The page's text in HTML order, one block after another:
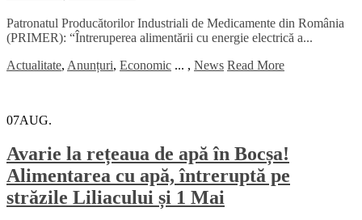
Patronatul Producătorilor Industriali de Medicamente din România
(PRIMER): “Întreruperea alimentării cu energie electrică a...
Actualitate, Anunțuri, Economic ... , News Read More
07AUG.
Avarie la rețeaua de apă în Bocșa!
Alimentarea cu apă, întreruptă pe
străzile Liliacului și 1 Mai